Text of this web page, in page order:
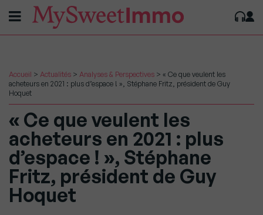
Accueil > Actualités > Analyses & Perspectives > « Ce que veulent les
acheteurs en 2021 : plus d’espace ! », Stéphane Fritz, président de Guy
Hoquet
« Ce que veulent les
acheteurs en 2021 : plus
d’espace ! », Stéphane
Fritz, président de Guy
Hoquet